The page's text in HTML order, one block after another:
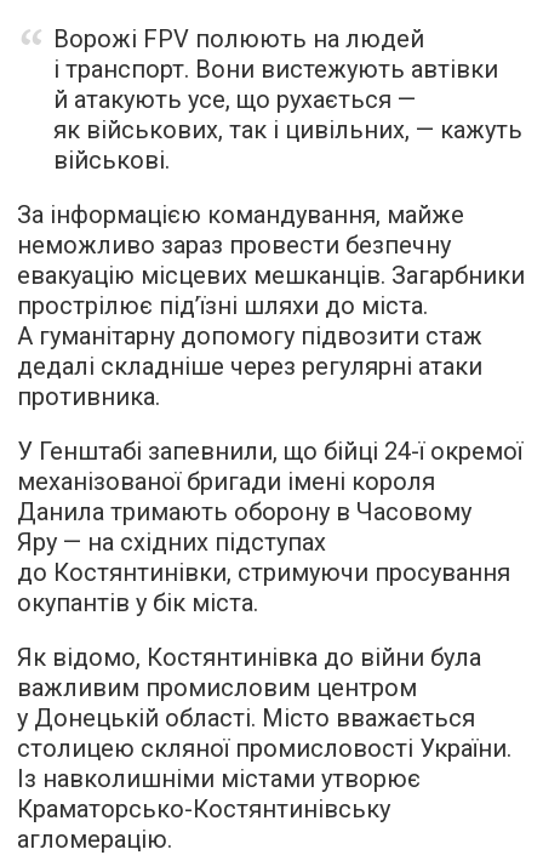
Ворожі FPV полюють на людей
і транспорт. Вони вистежують автівки
й атакують усе, що рухається —
як військових, так і цивільних, — кажуть
військові.
За інформацією командування, майже
неможливо зараз провести безпечну
евакуацію місцевих мешканців. Загарбники
прострілює під’їзні шляхи до міста.
А гуманітарну допомогу підвозити стаж
дедалі складніше через регулярні атаки
противника.
У Генштабі запевнили, що бійці 24-ї окремої
механізованої бригади імені короля
Данила тримають оборону в Часовому
Яру — на східних підступах
до Костянтинівки, стримуючи просування
окупантів у бік міста.
Як відомо, Костянтинівка до війни була
важливим промисловим центром
у Донецькій області. Місто вважається
столицею скляної промисловості України.
Із навколишніми містами утворює
Краматорсько-Костянтинівську
агломерацію.